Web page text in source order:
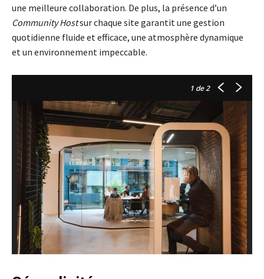
une meilleure collaboration. De plus, la présence d’un
Community Hostsur chaque site garantit une gestion
quotidienne fluide et efficace, une atmosphère dynamique
et un environnement impeccable.
1 de 2